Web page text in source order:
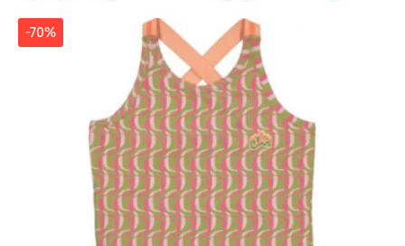
Merken
Volg ons:
-70%